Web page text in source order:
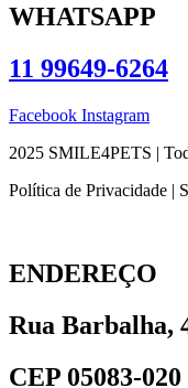
WHATSAPP
11 99649-6264
Facebook Instagram
2025 SMILE4PETS |
Política de Privacidade |
ENDEREÇO
Rua Barbalha,
CEP 05083-